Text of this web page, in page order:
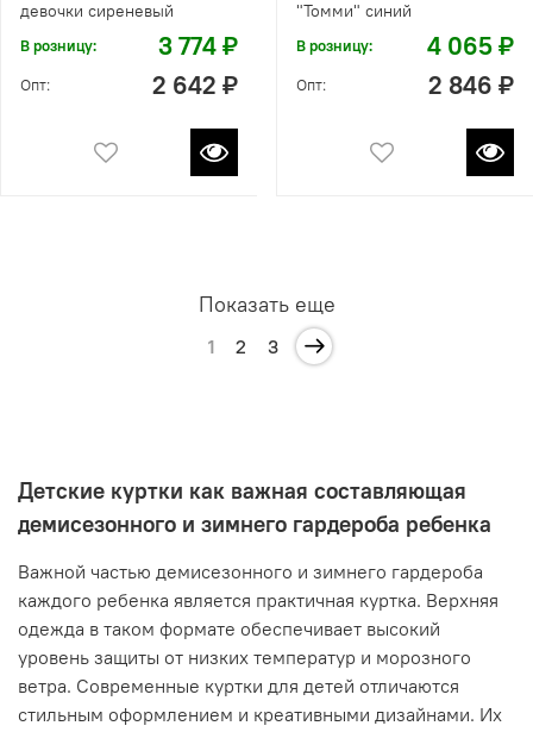
девочки сиреневый
В розницу: 3 774 ₽
Опт: 2 642 ₽
"Томми" синий
В розницу: 4 065 ₽
Опт: 2 846 ₽
Показать еще
1 2 3
Детские куртки как важная составляющая
демисезонного и зимнего гардероба ребенка
Важной частью демисезонного и зимнего гардероба
каждого ребенка является практичная куртка. Верхняя
одежда в таком формате обеспечивает высокий
уровень защиты от низких температур и морозного
ветра. Современные куртки для детей отличаются
стильным оформлением и креативными дизайнами. Их